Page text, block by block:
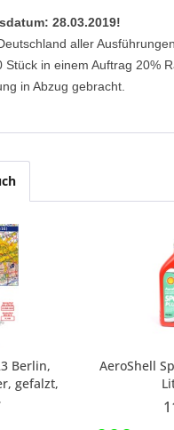
28.03.2019!
aller
Stück in einem Auftrag 20%
in Abzug gebracht.
Berlin,
gefalzt,
AeroShell